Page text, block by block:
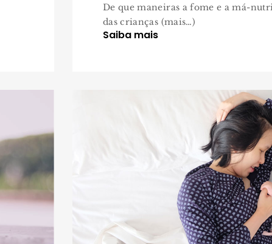
De que maneiras a fome e a má-
das crianças (mais…)
Saiba mais